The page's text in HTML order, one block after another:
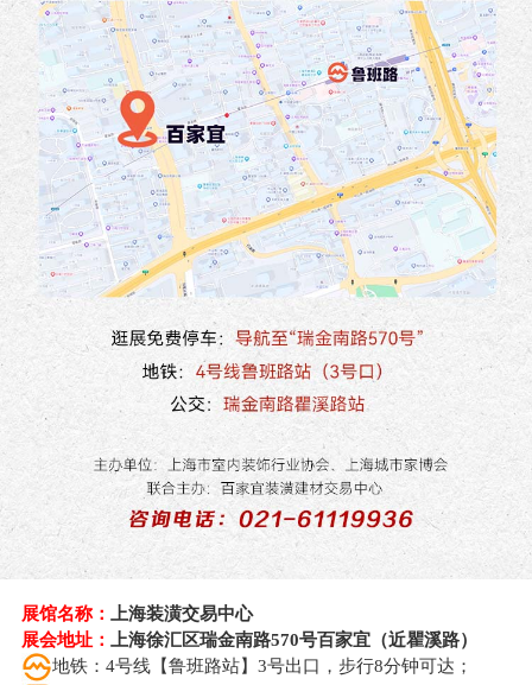
展馆名称：
上海装潢交易中心
展会地址：
上海徐汇区瑞金南路570号百家宜（近瞿溪路）
地铁：4号线【鲁班路站】3号出口，步行8分钟可达；